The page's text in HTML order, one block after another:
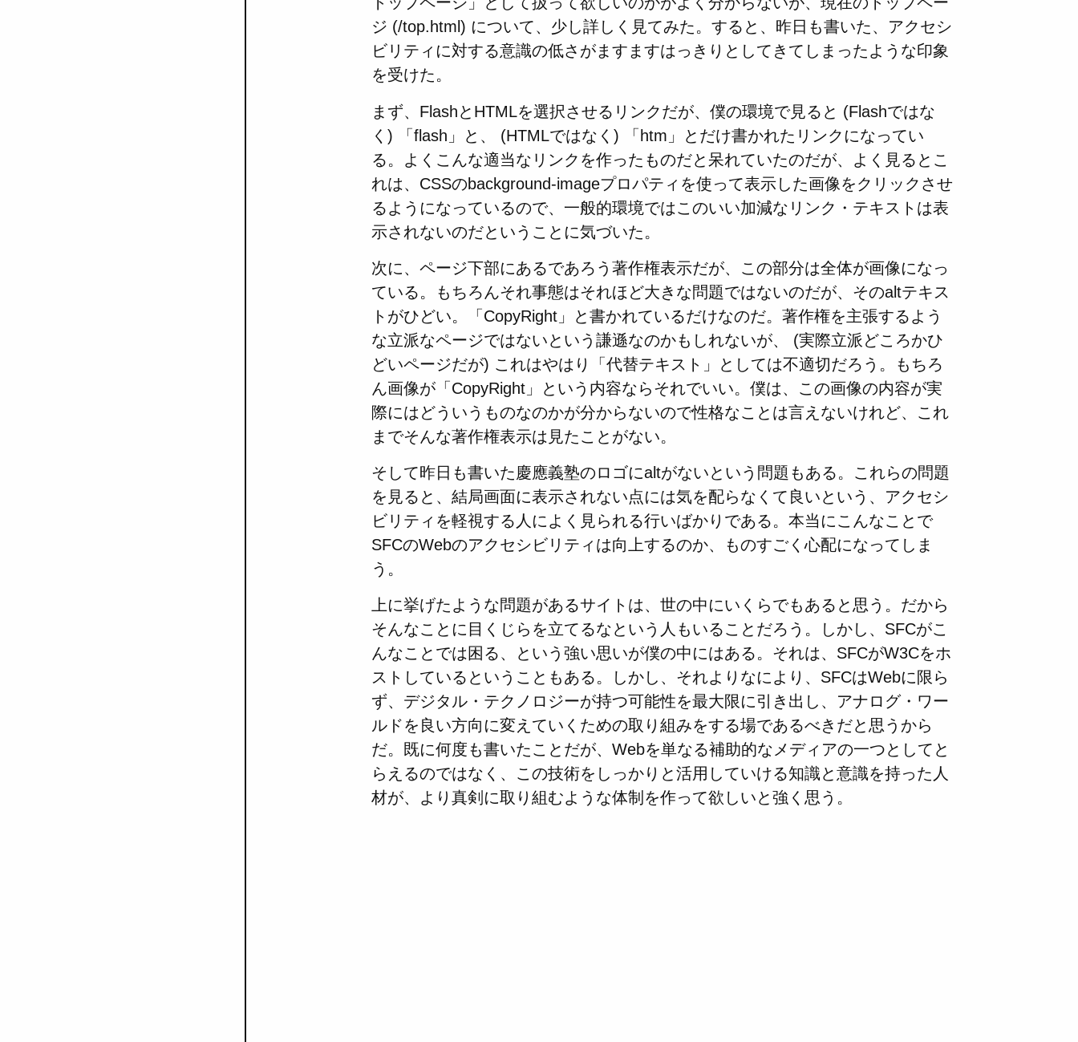
ジ (/top.html) について、少し詳しく見てみた。すると、昨日も書いた、アクセシ
ビリティに対する意識の低さがますますはっきりとしてきてしまったような印象
を受けた。
まず、FlashとHTMLを選択させるリンクだが、僕の環境で見ると (Flashではな
く) 「flash」と、 (HTMLではなく) 「htm」とだけ書かれたリンクになってい
る。よくこんな適当なリンクを作ったものだと呆れていたのだが、よく見るとこ
れは、CSSのbackground-imageプロパティを使って表示した画像をクリックさせ
るようになっているので、一般的環境ではこのいい加減なリンク・テキストは表
示されないのだということに気づいた。
次に、ページ下部にあるであろう著作権表示だが、この部分は全体が画像になっ
ている。もちろんそれ事態はそれほど大きな問題ではないのだが、そのaltテキス
トがひどい。「CopyRight」と書かれているだけなのだ。著作権を主張するよう
な立派なページではないという謙遜なのかもしれないが、 (実際立派どころかひ
どいページだが) これはやはり「代替テキスト」としては不適切だろう。もちろ
ん画像が「CopyRight」という内容ならそれでいい。僕は、この画像の内容が実
際にはどういうものなのかが分からないので性格なことは言えないけれど、これ
までそんな著作権表示は見たことがない。
そして昨日も書いた慶應義塾のロゴにaltがないという問題もある。これらの問題
を見ると、結局画面に表示されない点には気を配らなくて良いという、アクセシ
ビリティを軽視する人によく見られる行いばかりである。本当にこんなことで
SFCのWebのアクセシビリティは向上するのか、ものすごく心配になってしま
う。
上に挙げたような問題があるサイトは、世の中にいくらでもあると思う。だから
そんなことに目くじらを立てるなという人もいることだろう。しかし、SFCがこ
んなことでは困る、という強い思いが僕の中にはある。それは、SFCがW3Cをホ
ストしているということもある。しかし、それよりなにより、SFCはWebに限ら
ず、デジタル・テクノロジーが持つ可能性を最大限に引き出し、アナログ・ワー
ルドを良い方向に変えていくための取り組みをする場であるべきだと思うから
だ。既に何度も書いたことだが、Webを単なる補助的なメディアの一つとしてと
らえるのではなく、この技術をしっかりと活用していける知識と意識を持った人
材が、より真剣に取り組むような体制を作って欲しいと強く思う。